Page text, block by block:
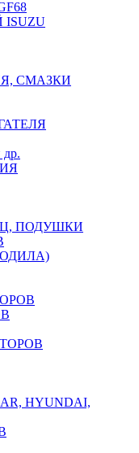
СМАЗКИ
ПОДУШКИ
HYUNDAI,